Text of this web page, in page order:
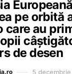
pe orbită
care au
de desen
5 decembrie